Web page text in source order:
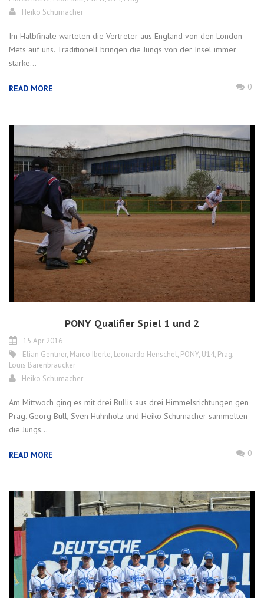
Heiko Schumacher
Im Halbfinale warteten die Vertreter aus England von den London
Mets auf uns. Traditionell bringen die Jungs von der Insel immer
starke...
READ MORE 0
PONY Qualifier Spiel 1 und 2
15 Apr 2016
Elian Gentner, Marco Iberle, Leonardo Henschel, PONY, U14, Prag,
Louis Barenbräucker
Heiko Schumacher
Am Mittwoch ging es mit drei Bullis aus drei Himmelsrichtungen gen
Prag. Georg Bull, Sven Huhnholz und Heiko Schumacher sammelten
die Jungs...
READ MORE 0